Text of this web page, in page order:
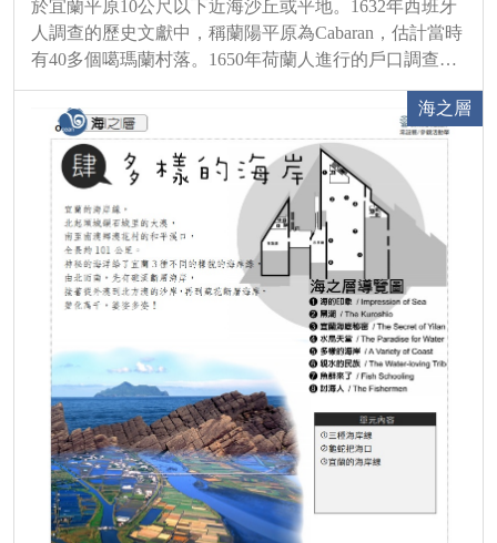
於宜蘭平原10公尺以下近海沙丘或平地。1632年西班牙
人調查的歷史文獻中，稱蘭陽平原為Cabaran，估計當時
有40多個噶瑪蘭村落。1650年荷蘭人進行的戶口調查，
共有45個噶瑪蘭村落，人口達1萬多人，是當時台灣北部
人口密度最高的平埔族聚落，可見當時蘭陽平原物產豐
饒，住民生...
海之層